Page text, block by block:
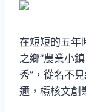
在短短的五年
之鄉”農業小
秀”，從名不
邇，欖核文創